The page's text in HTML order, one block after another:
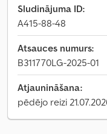
Sludinājuma ID:
A415-88-48
Atsauces numurs:
B311770LG-2025-01
Atjaunināšana:
pēdējo reizi